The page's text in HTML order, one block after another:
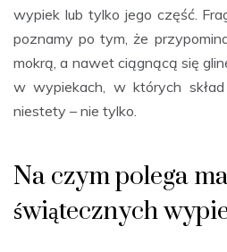
wypiek lub tylko jego część.
poznamy po tym, że
mokrą, a nawet ciągnącą się
w wypiekach, w których
niestety – nie tylko.
Na czym polega
świątecznych